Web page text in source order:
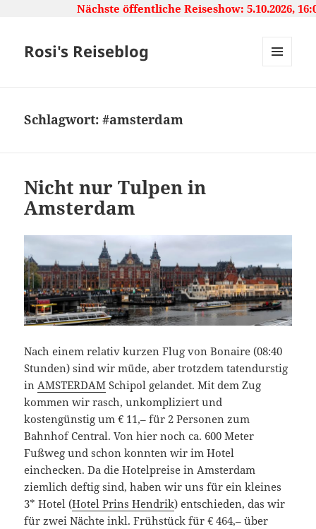
Nächste öffentliche Reiseshow: 5.10.2026, 16:00
Rosi's Reiseblog
Schlagwort:#amsterdam
Nicht nur Tulpen in
Amsterdam
Nach einem relativ kurzen Flug von Bonaire (08:40
Stunden) sind wir müde, aber trotzdem tatendurstig
in AMSTERDAM Schipol gelandet. Mit dem Zug
kommen wir rasch, unkompliziert und
kostengünstig um € 11,– für 2 Personen zum
Bahnhof Central. Von hier noch ca. 600 Meter
Fußweg und schon konnten wir im Hotel
einchecken. Da die Hotelpreise in Amsterdam
ziemlich deftig sind, haben wir uns für ein kleines
3* Hotel (Hotel Prins Hendrik) entschieden, das wir
für zwei Nächte inkl. Frühstück für € 464,– über